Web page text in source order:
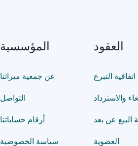
المؤسسية
عن جمعية ميراثنا
التواصل
أرقام حساباتنا
سياسة الخصوصية
العقود
اتفاقية التبرع
والاسترداد
البيع عن بعد
العضوية